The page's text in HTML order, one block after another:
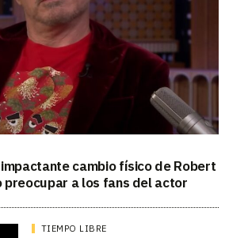
impactante cambio físico de Robert
preocupar a los fans del actor
TIEMPO LIBRE